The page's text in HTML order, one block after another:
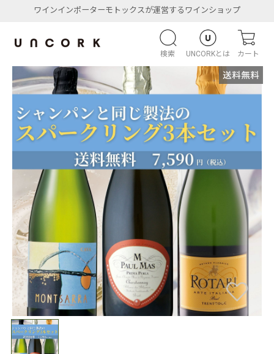
ワインインポーターモトックスが運営するワインショップ
検索 UNCORKとは カート